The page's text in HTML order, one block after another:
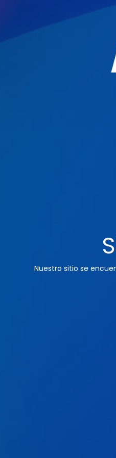
Nuestro sitio se